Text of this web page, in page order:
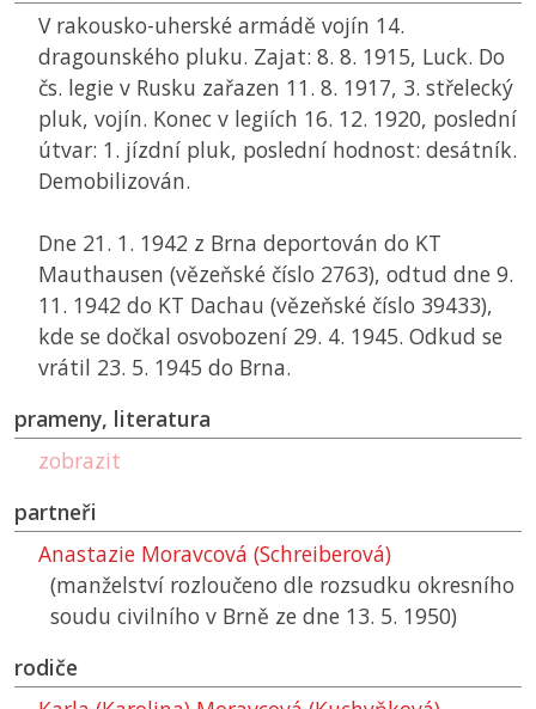
V rakousko-uherské armádě vojín 14.
dragounského pluku. Zajat: 8. 8. 1915, Luck. Do
čs. legie v Rusku zařazen 11. 8. 1917, 3. střelecký
pluk, vojín. Konec v legiích 16. 12. 1920, poslední
útvar: 1. jízdní pluk, poslední hodnost: desátník.
Demobilizován.
Dne 21. 1. 1942 z Brna deportován do KT
Mauthausen (vězeňské číslo 2763), odtud dne 9.
11. 1942 do KT Dachau (vězeňské číslo 39433),
kde se dočkal osvobození 29. 4. 1945. Odkud se
vrátil 23. 5. 1945 do Brna.
prameny, literatura
zobrazit
partneři
Anastazie Moravcová (Schreiberová)
(manželství rozloučeno dle rozsudku okresního
soudu civilního v Brně ze dne 13. 5. 1950)
rodiče